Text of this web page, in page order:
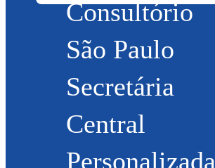
Consultório
São Paulo
Secretária
Central
Personalizada